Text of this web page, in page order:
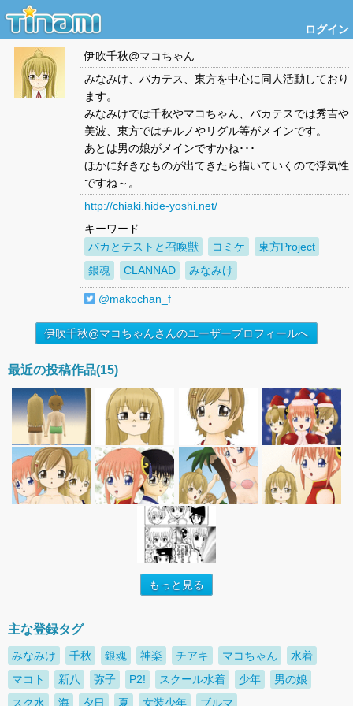
ログイン
伊吹千秋@マコちゃん
みなみけ、バカテス、東方を中心に同人活動しており
ます。
みなみけでは千秋やマコちゃん、バカテスでは秀吉や
美波、東方ではチルノやリグル等がメインです。
あとは男の娘がメインですかね･･･
ほかに好きなものが出てきたら描いていくので浮気性
ですね～。
http://chiaki.hide-yoshi.net/
キーワード
バカとテストと召喚獣
コミケ
東方Project
銀魂
CLANNAD みなみけ
@makochan_f
伊吹千秋@マコちゃんさんのユーザープロフィールへ
最近の投稿作品(15)
もっと見る
主な登録タグ
みなみけ 千秋 銀魂 神楽 チアキ マコちゃん
水着
マコト
新八 弥子 P2! スクール水着 少年
男の娘
スク水
海 夕日 夏 女装少年 ブルマ